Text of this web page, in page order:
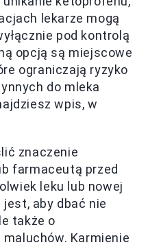
lekarze mogą
pod kontrolą
opcją są miejscowe
ograniczają ryzyko
do mleka
wpis, w
znaczenie
farmaceutą przed
leku lub nowej
aby dbać nie
także o
Karmienie